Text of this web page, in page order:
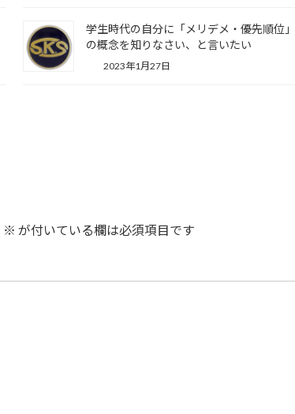
学生時代の自分に「メリデメ・優先順位」
の概念を知りなさい、と言いたい
2023年1月27日
※ が付いている欄は必須項目です